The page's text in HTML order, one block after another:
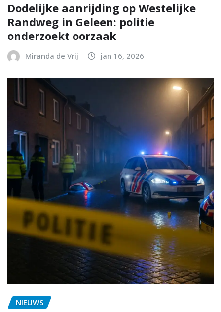
Dodelijke aanrijding op Westelijke
Randweg in Geleen: politie
onderzoekt oorzaak
Miranda de Vrij jan 16, 2026
NIEUWS